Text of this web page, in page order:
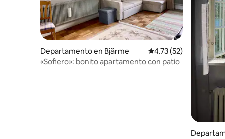
Departamento en Bjärme Calificación
4.73 (52)
«Sofiero»: bonito apartamento con patio